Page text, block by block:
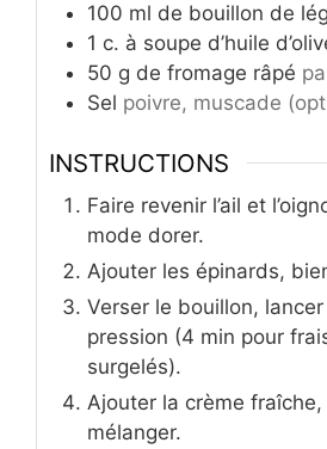
100 ml de bouillon de
1 c. à soupe d’huile
50 g de fromage râpé
Sel poivre, muscade
INSTRUCTIONS
Faire revenir l’ail et
mode dorer.
Ajouter les épinards,
Verser le bouillon,
pression (4 min pour
surgelés).
Ajouter la crème
mélanger.